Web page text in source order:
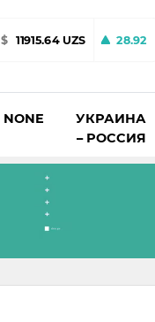
$ 11915.64 UZS 28.92
NONE
УКРАИНА
– РОССИЯ